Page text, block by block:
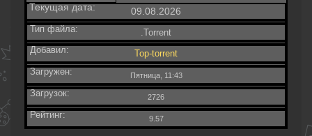
Текущая дата: 09.08.2026
Тип файла:
.Torrent
Добавил:
Top-torrent
Загружен:
Пятница, 11:43
Загрузок: 2726
Рейтинг: 9.57